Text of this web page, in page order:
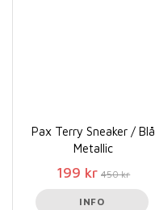
Pax Terry Sneaker / Blå
Metallic
199 kr 450 kr
INFO